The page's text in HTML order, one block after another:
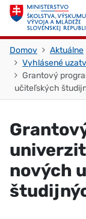
Skočiť na obsah
Domov Aktuálne
Vyhlásené
Grantový
učiteľských
nových
Skočiť na začiatok